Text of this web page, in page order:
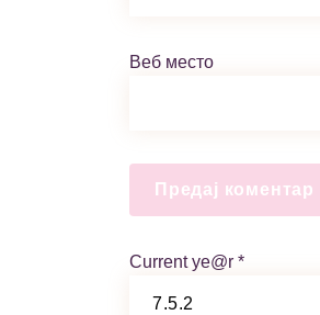
Веб место
Current ye@r *